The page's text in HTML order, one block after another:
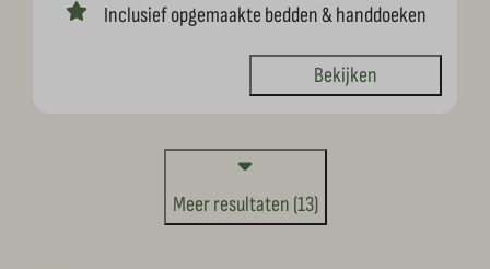
Inclusief opgemaakte bedden & handdoeken
Bekijken
Meer resultaten (13)